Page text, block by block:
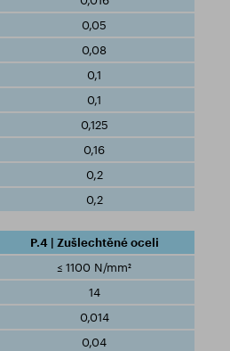
0,05
0,08
0,1
0,1
0,125
0,16
0,2
0,2
P.4 | Zušlechtěné oceli
≤ 1100 N/mm²
14
0,014
0,04